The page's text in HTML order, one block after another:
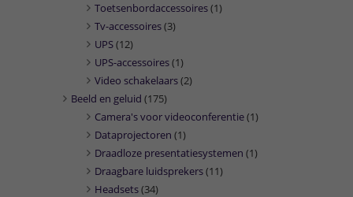
Toetsenbordaccessoires(1)
Tv-accessoires(3)
UPS(12)
UPS-accessoires(1)
Video schakelaars(2)
Beeld en geluid (175)
Camera's voor videoconferentie(1)
Dataprojectoren (1)
Draadloze presentatiesystemen (1)
Draagbare luidsprekers(11)
Headsets(34)